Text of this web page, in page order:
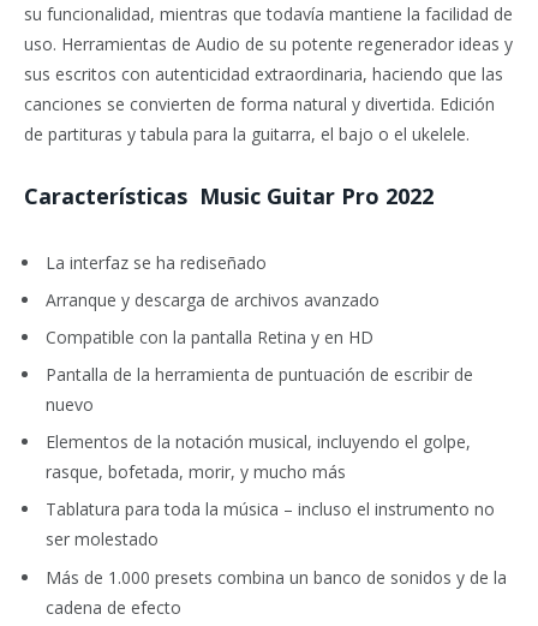
su funcionalidad, mientras que todavía mantiene la facilidad de
uso. Herramientas de Audio de su potente regenerador ideas y
sus escritos con autenticidad extraordinaria, haciendo que las
canciones se convierten de forma natural y divertida. Edición
de partituras y tabula para la guitarra, el bajo o el ukelele.
Características Music Guitar Pro 2022
La interfaz se ha rediseñado
Arranque y descarga de archivos avanzado
Compatible con la pantalla Retina y en HD
Pantalla de la herramienta de puntuación de escribir de
nuevo
Elementos de la notación musical, incluyendo el golpe,
rasque, bofetada, morir, y mucho más
Tablatura para toda la música – incluso el instrumento no
ser molestado
Más de 1.000 presets combina un banco de sonidos y de la
cadena de efecto